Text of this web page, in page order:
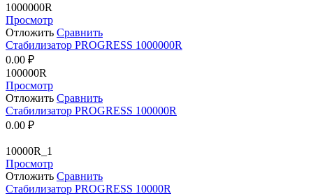
1000000R
Просмотр
Отложить Сравнить
Стабилизатор PROGRESS 1000000R
0.00 ₽
100000R
Просмотр
Отложить Сравнить
Стабилизатор PROGRESS 100000R
0.00 ₽
10000R_1
Просмотр
Отложить Сравнить
Стабилизатор PROGRESS 10000R